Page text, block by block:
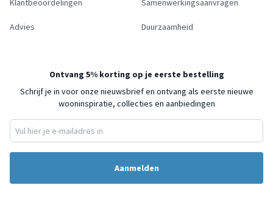
Advies Duurzaamheid
Ontvang 5% korting op je eerste bestelling
Schrijf je in voor onze nieuwsbrief en ontvang als eerste nieuwe
wooninspiratie, collecties en aanbiedingen
Aanmelden